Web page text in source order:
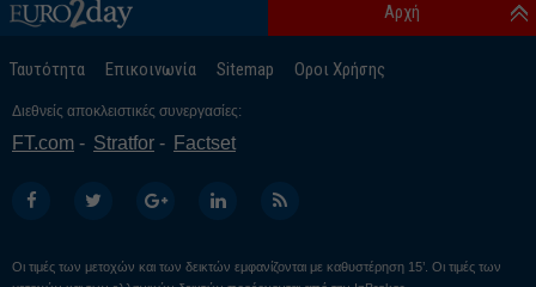
Ταυτότητα Επικοινωνία Sitemap Οροι Χρήσης
Αρχή
Διεθνείς αποκλειστικές συνεργασίες:
FT.com Stratfor Factset
Οι τιμές των μετοχών και των δεικτών εμφανίζονται με καθυστέρηση 15’. Οι τιμές των